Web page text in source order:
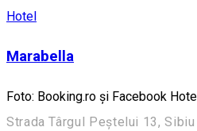
Hotel
Marabella
Foto: Booking.ro și Facebook
Strada Târgul Peștelui 13,